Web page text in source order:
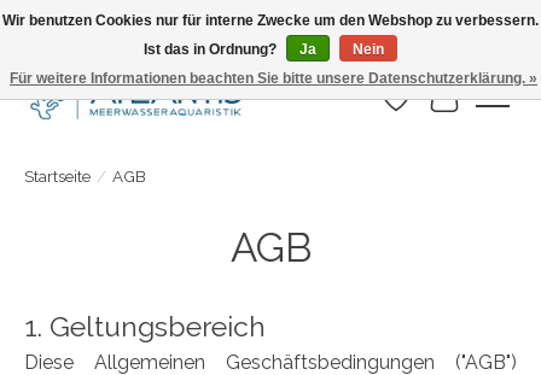
Täglicher Versand. Bestelle bis 15.00 Uhr
Wunschzettel
Ihr
Startseite / AGB
AGB
1. Geltungsbereich
Diese Allgemeinen Geschäftsbedingungen ("AGB")
Wir benutzen Cookies nur für interne Zwecke um den Webshop zu verbessern.
Ist das in Ordnung?
Ja
Nein
Für weitere Informationen beachten Sie bitte unsere Datenschutzerklärung. »